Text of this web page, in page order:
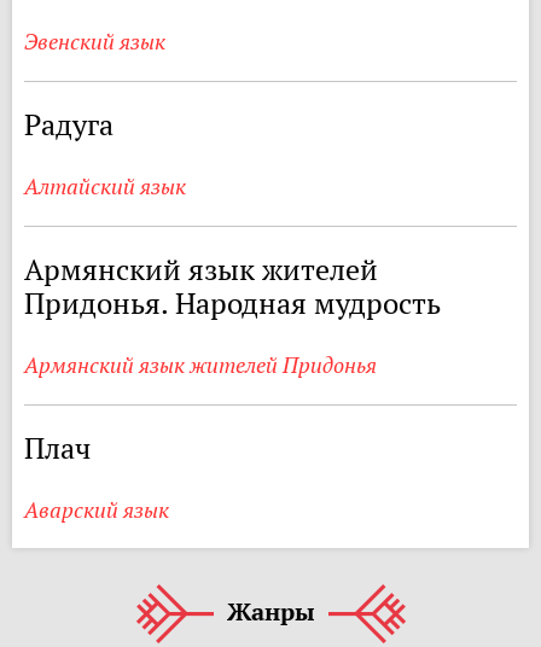
Эвенский язык
Радуга
Алтайский язык
Армянский язык жителей
Придонья. Народная мудрость
Армянский язык жителей Придонья
Плач
Аварский язык
Жанры